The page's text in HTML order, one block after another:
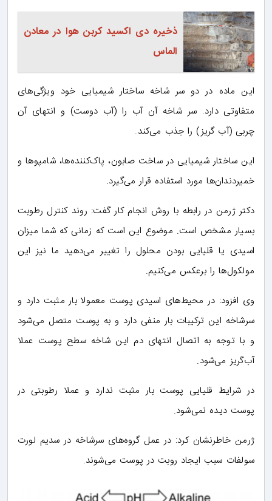
ذخیره دی اکسید کربن هوا در معادن
الماس
این ماده در دو سر شاخه ساختار شیمیایی خود ویژگی‌های
متفاوتی دارد. سر شاخه آن آب را (آب ‌دوست) و انتهای آن
چربی (آب گریز) را جذب می‌کند.
این ساختار شیمیایی در ساخت صابون، پاک‌کننده‌ها، شامپوها و
خمیردندان‌ها مورد استفاده قرار می‌گیرد.
دکتر ژرمن در رابطه با روش انجام کار گفت: روند کنترل رطوبت
بسیار مشخص است. موضوع این است که زمانی که شما میزان
اسیدی یا قلیایی بودن محلول را تغییر می‌دهید ما نیز این
مولکول‌ها را برعکس می‌کنیم.
وی افزود: در محیط‌های اسیدی پوست معمولا بار مثبت دارد و
سرشاخه این ترکیبات بار منفی دارد و به پوست متصل می‌شود
و با توجه به اتصال انتهای دم این شاخه سطح پوست عملا
آب‌گریز می‌شود.
در شرایط قلیایی پوست بار مثبت ندارد و عملا رطوبتی در
پوست دیده نمی‌شود.
ژرمن خاطرنشان کرد: در عمل گروه‌های سرشاخه در سدیم لورت
سولفات سبب ایجاد روبت در پوست می‌شوند.